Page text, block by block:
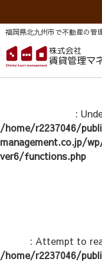
福岡県北九州市で不動産の管
:
/home/r2237046/
management.co.jp/
ver6/functions.php
: Attempt to
/home/r2237046/